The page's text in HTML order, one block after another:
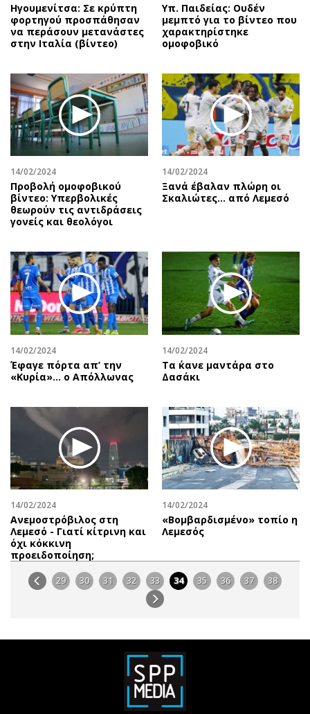
Ηγουμενίτσα: Σε κρύπτη
φορτηγού προσπάθησαν
να περάσουν μετανάστες
στην Ιταλία (βίντεο)
Υπ. Παιδείας: Ουδέν
μεμπτό για το βίντεο που
χαρακτηρίστηκε
ομοφοβικό
14/02/2024
Προβολή ομοφοβικού
βίντεο: Υπερβολικές
θεωρούν τις αντιδράσεις
γονείς και θεολόγοι
14/02/2024
Ξανά έβαλαν πλώρη οι
Σκαλιώτες… από Λεμεσό
14/02/2024
Έφαγε πόρτα απ’ την
«Κυρία»… ο Απόλλωνας
14/02/2024
Τα ΄κανε μαντάρα στο
Δασάκι
14/02/2024
Ανεμοστρόβιλος στη
Λεμεσό - Γιατί κίτρινη και
όχι κόκκινη
προειδοποίηση;
14/02/2024
«Βομβαρδισμένο» τοπίο η
Λεμεσός
29 30 31 32 33 34 35 36 37 38